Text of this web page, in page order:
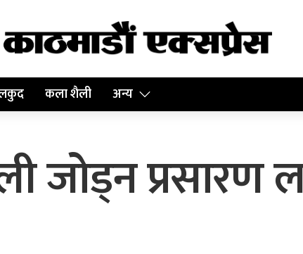
कला शैली अन्य
जोड्न प्रसारण